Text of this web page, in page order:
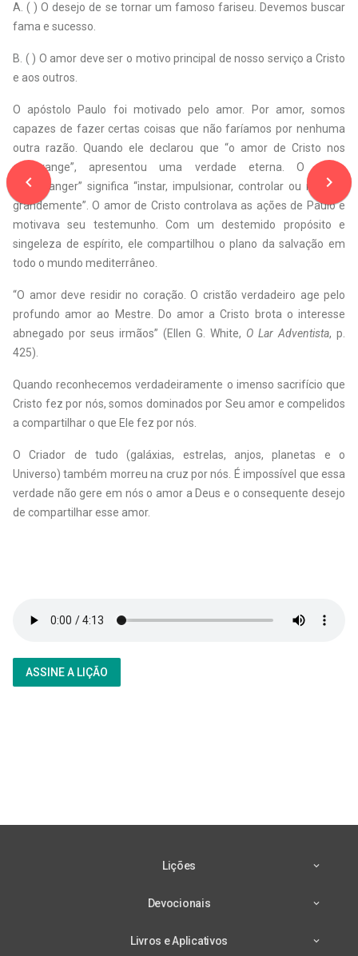
navigate_before
A. ( ) O desejo de se tornar um famoso fariseu. Devemos buscar
fama e sucesso.
B. ( ) O amor deve ser o motivo principal de nosso serviço a Cristo
e aos outros.
O apóstolo Paulo foi motivado pelo amor. Por amor, somos
capazes de fazer certas coisas que não faríamos por nenhuma
outra razão. Quando ele declarou que “o amor de Cristo nos
constrange”, apresentou uma verdade eterna. O verbo
“constranger” significa “instar, impulsionar, controlar ou motivar
grandemente”. O amor de Cristo controlava as ações de Paulo e
motivava seu testemunho. Com um destemido propósito e
singeleza de espírito, ele compartilhou o plano da salvação em
todo o mundo mediterrâneo.
“O amor deve residir no coração. O cristão verdadeiro age pelo
profundo amor ao Mestre. Do amor a Cristo brota o interesse
abnegado por seus irmãos” (Ellen G. White, O Lar Adventista, p.
425).
Quando reconhecemos verdadeiramente o imenso sacrifício que
Cristo fez por nós, somos dominados por Seu amor e compelidos
a compartilhar o que Ele fez por nós.
O Criador de tudo (galáxias, estrelas, anjos, planetas e o
Universo) também morreu na cruz por nós. É impossível que essa
verdade não gere em nós o amor a Deus e o consequente desejo
de compartilhar esse amor.
ASSINE A LIÇÃO
navigate_next
Lições
Devocionais
Livros e Aplicativos